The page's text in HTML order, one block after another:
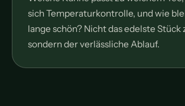
sich Temperaturkontrolle, und wie
lange schön? Nicht das edelste Stück
sondern der verlässliche Ablauf.